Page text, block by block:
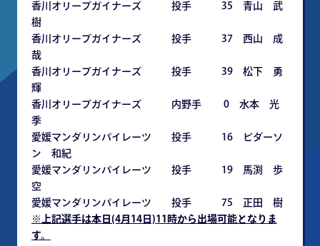
香川オリーブガイナーズ 投手 35 青山 武
樹
香川オリーブガイナーズ 投手 37 西山 成
哉
香川オリーブガイナーズ 投手 39 松下 勇
輝
香川オリーブガイナーズ 内野手 0 水本 光
季
愛媛マンダリンパイレーツ 投手 16 ピダーソ
ン 和紀
愛媛マンダリンパイレーツ 投手 19 馬渕 歩
空
愛媛マンダリンパイレーツ 投手 75 正田 樹
※
上記選手は本日(4月14日)11時から出場可能となりま
す。